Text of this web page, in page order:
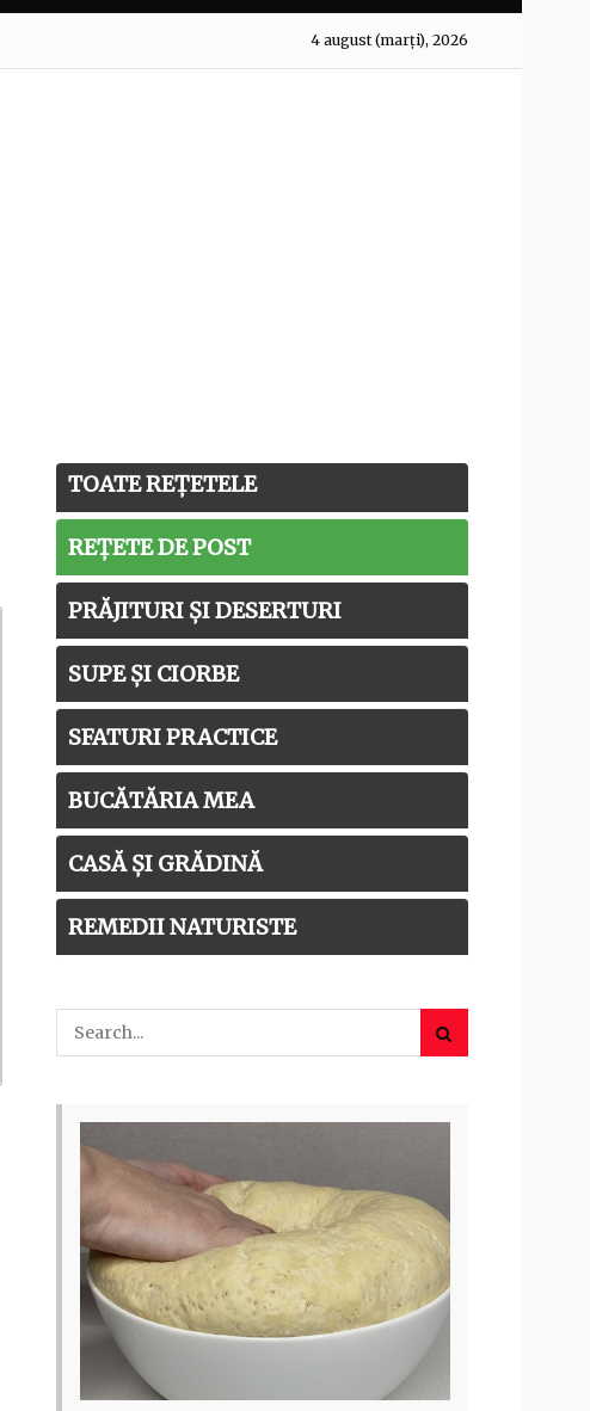
4 august (marți), 2026
TOATE REȚETELE
REȚETE DE POST
PRĂJITURI ȘI DESERTURI
SUPE ȘI CIORBE
SFATURI PRACTICE
BUCĂTĂRIA MEA
CASĂ ȘI GRĂDINĂ
REMEDII NATURISTE